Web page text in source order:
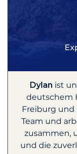
Dylan ist
deutschem
Freiburg und
Team und
zusammen,
und die